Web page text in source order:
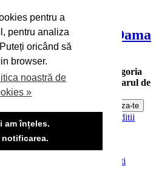
pentru a
pentru analiza
oricând să
browser.
noastră de
»
am înțeles.
Pantaloni Scurti Dama
pantaloni scurti dama
Vă rugăm să alegeți categoria
dorită sau folosiți formularul de
căutare.
Termeni si conditii
Tricouri